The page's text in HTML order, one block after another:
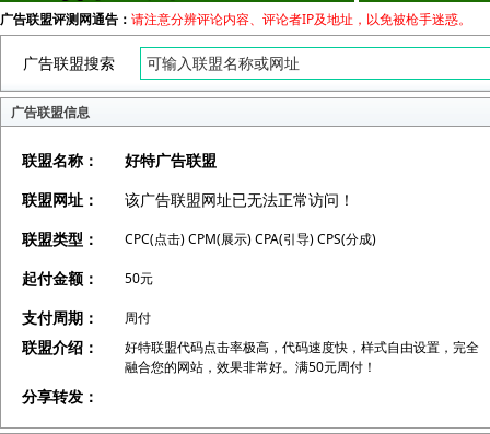
广告联盟评测网通告： 请注意分辨评论内容、评论者IP及地址，以免被枪手迷惑。
广告联盟搜索
广告联盟信息
联盟名称：
好特广告联盟
联盟网址：
该广告联盟网址已无法正常访问！
联盟类型：
CPC(点击) CPM(展示) CPA(引导) CPS(分成)
起付金额： 50元
支付周期： 周付
联盟介绍：
好特联盟代码点击率极高，代码速度快，样式自由设置，完全
融合您的网站，效果非常好。满50元周付！
分享转发：